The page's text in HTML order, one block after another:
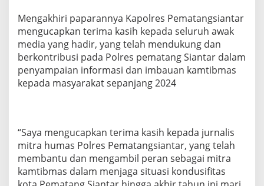
Mengakhiri paparannya Kapolres Pematangsiantar
mengucapkan terima kasih kepada seluruh awak
media yang hadir, yang telah mendukung dan
berkontribusi pada Polres pematang Siantar dalam
penyampaian informasi dan imbauan kamtibmas
kepada masyarakat sepanjang 2024
“Saya mengucapkan terima kasih kepada jurnalis
mitra humas Polres Pematangsiantar, yang telah
membantu dan mengambil peran sebagai mitra
kamtibmas dalam menjaga situasi kondusifitas